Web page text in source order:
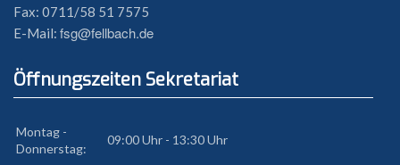
Fax: 0711/58 51 7575
E-Mail: fsg@fellbach.de
Öffnungszeiten Sekretariat
Montag -
Donnerstag:
09:00 Uhr - 13:30 Uhr